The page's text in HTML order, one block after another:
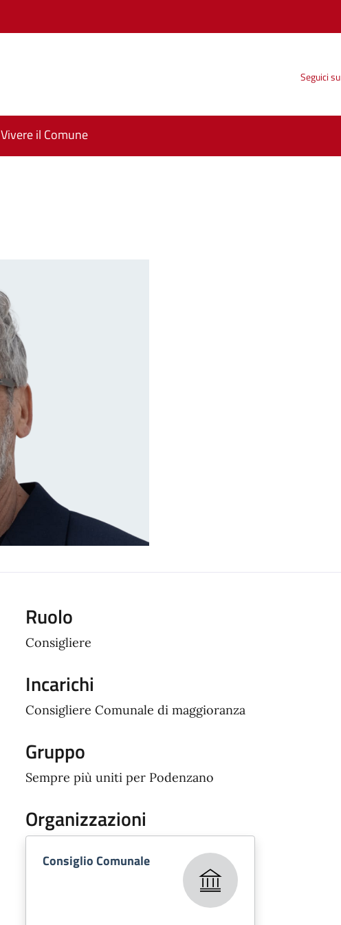
Seguici su
Vivere il Comune
Ruolo
Consigliere
Incarichi
Consigliere Comunale di maggioranza
Gruppo
Sempre più uniti per Podenzano
Organizzazioni
Consiglio Comunale